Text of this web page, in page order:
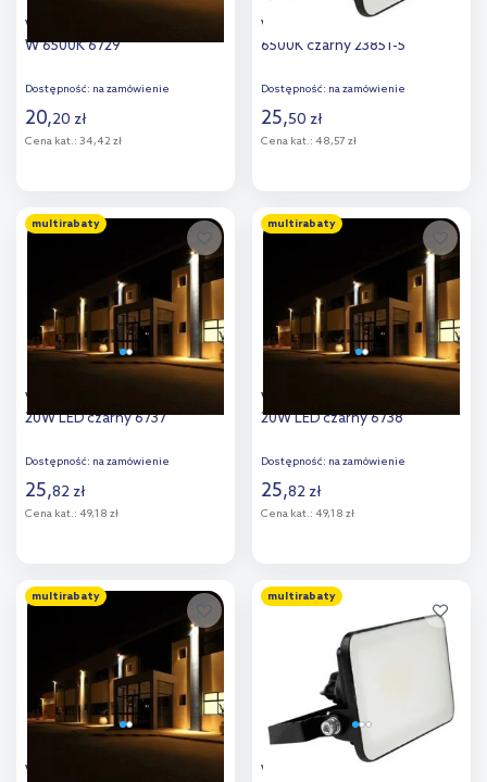
V-TAC F-Class naświetlacz 10
W 6500K 6729
Dostępność: na zamówienie
20,20 zł
Cena kat.: 34,42 zł
Dodaj do
porównania
V-TAC Fluxi naświetlacz 10 W
6500K czarny 23851-5
Dostępność: na zamówienie
25,50 zł
Cena kat.: 48,57 zł
Dodaj do
porównania
multirabaty
V-TAC F-Class naświetlacz
20W LED czarny 6737
Dostępność: na zamówienie
25,82 zł
Cena kat.: 49,18 zł
Dodaj do
porównania
multirabaty
V-TAC F-Class naświetlacz
20W LED czarny 6738
Dostępność: na zamówienie
25,82 zł
Cena kat.: 49,18 zł
Dodaj do
porównania
multirabaty
V-TAC F-Class naświetlacz
multirabaty
V-TAC Fluxi naświetlacz 10 W